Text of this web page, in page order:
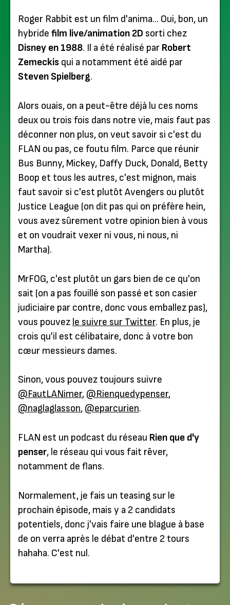
Roger Rabbit est un film d'anima… Oui, bon, un
hybride film live/animation 2D sorti chez
Disney en 1988. Il a été réalisé par Robert
Zemeckis qui a notamment été aidé par
Steven Spielberg.
Alors ouais, on a peut-être déjà lu ces noms
deux ou trois fois dans notre vie, mais faut pas
déconner non plus, on veut savoir si c'est du
FLAN ou pas, ce foutu film. Parce que réunir
Bus Bunny, Mickey, Daffy Duck, Donald, Betty
Boop et tous les autres, c'est mignon, mais
faut savoir si c'est plutôt Avengers ou plutôt
Justice League (on dit pas qui on préfère hein,
vous avez sûrement votre opinion bien à vous
et on voudrait vexer ni vous, ni nous, ni
Martha).
MrFOG, c'est plutôt un gars bien de ce qu'on
sait (on a pas fouillé son passé et son casier
judiciaire par contre, donc vous emballez pas),
vous pouvez le suivre sur Twitter. En plus, je
crois qu'il est célibataire, donc à votre bon
cœur messieurs dames.
Sinon, vous pouvez toujours suivre
@FautLANimer, @Rienquedypenser,
@naglaglasson, @eparcurien.
FLAN est un podcast du réseau Rien que d'y
penser, le réseau qui vous fait rêver,
notamment de flans.
Normalement, je fais un teasing sur le
prochain épisode, mais y a 2 candidats
potentiels, donc j'vais faire une blague à base
de on verra après le débat d'entre 2 tours
hahaha. C'est nul.